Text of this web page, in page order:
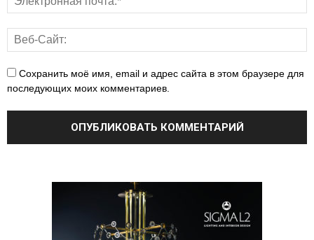
Сохранить моё имя, email и адрес сайта в этом браузере для
последующих моих комментариев.